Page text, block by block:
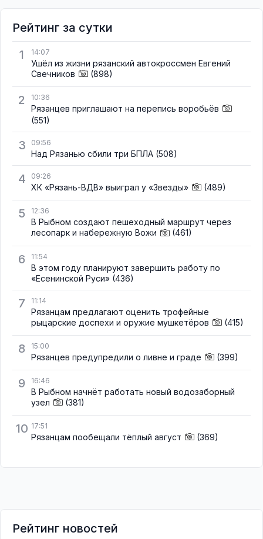
Рейтинг за сутки
1
14:07
Ушёл из жизни рязанский автокроссмен Евгений
Свечников
(898)
2 10:36
Рязанцев приглашают на перепись воробьёв
(551)
3 09:56
Над Рязанью сбили три БПЛА (508)
4 09:26
ХК «Рязань-ВДВ» выиграл у «Звезды» (489)
5 12:36
В Рыбном создают пешеходный маршрут через
лесопарк и набережную Вожи
(461)
6 11:54
В этом году планируют завершить работу по
«Есенинской Руси» (436)
7 11:14
Рязанцам предлагают оценить трофейные
рыцарские доспехи и оружие мушкетёров
(415)
8 15:00
Рязанцев предупредили о ливне и граде (399)
9 16:46
В Рыбном начнёт работать новый водозаборный
узел
(381)
10 17:51
Рязанцам пообещали тёплый август (369)
Рейтинг новостей